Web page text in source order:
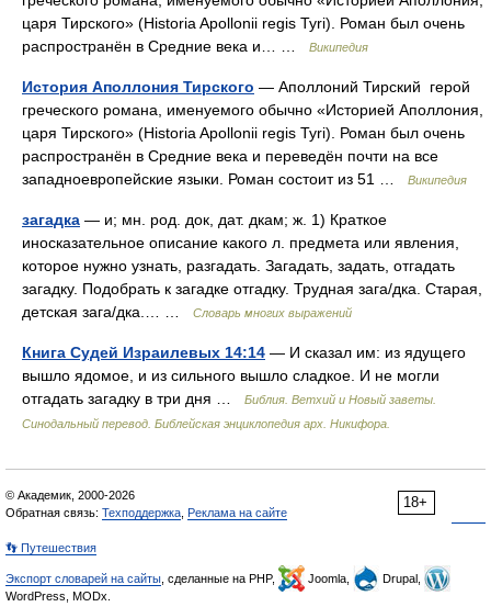
царя Тирского» (Historia Apollonii regis Tyri). Роман был очень
распространён в Средние века и… …
Википедия
История Аполлония Тирского — Аполлоний Тирский герой
греческого романа, именуемого обычно «Историей Аполлония,
царя Тирского» (Historia Apollonii regis Tyri). Роман был очень
распространён в Средние века и переведён почти на все
западноевропейские языки. Роман состоит из 51 …
Википедия
загадка — и; мн. род. док, дат. дкам; ж. 1) Краткое
иносказательное описание какого л. предмета или явления,
которое нужно узнать, разгадать. Загадать, задать, отгадать
загадку. Подобрать к загадке отгадку. Трудная зага/дка. Старая,
детская зага/дка.… …
Словарь многих выражений
Книга Судей Израилевых 14:14 — И сказал им: из ядущего
вышло ядомое, и из сильного вышло сладкое. И не могли
отгадать загадку в три дня …
Библия. Ветхий и Новый заветы.
Синодальный перевод. Библейская энциклопедия арх. Никифора.
18+
© Академик, 2000-2026
Обратная связь: Техподдержка Реклама на сайте
👣 Путешествия
Экспорт словарей на сайты , сделанные на PHP, Joomla,
Drupal,
WordPress, MODx.